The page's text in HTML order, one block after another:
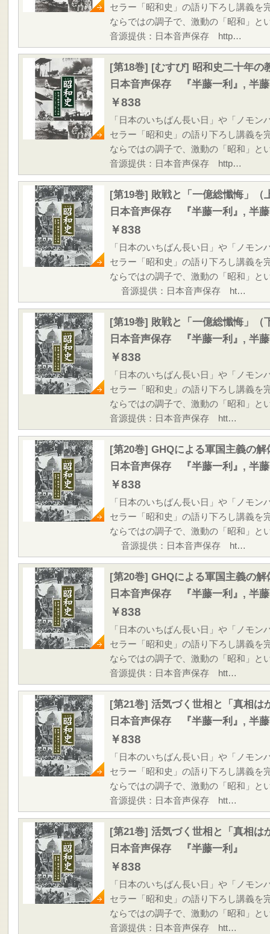
セラー「昭和史」の語り下ろし講義を
ならではの調子で、激動の「昭和」
音源提供：日本音声保存 http…
[第18巻] [むすび] 昭和史二十年の
日本音声保存 『半藤一利』, 半
￥838
「日本のいちばん長い日」や「ノモ
セラー「昭和史」の語り下ろし講義を
ならではの調子で、激動の「昭和」
音源提供：日本音声保存 http…
[第19巻] 敗戦と「一億総懺悔」（
日本音声保存 『半藤一利』, 半
￥838
「日本のいちばん長い日」や「ノモ
セラー「昭和史」の語り下ろし講義を
ならではの調子で、激動の「昭和」
音源提供：日本音声保存 ht…
[第19巻] 敗戦と「一億総懺悔」（
日本音声保存 『半藤一利』, 半
￥838
「日本のいちばん長い日」や「ノモ
セラー「昭和史」の語り下ろし講義を
ならではの調子で、激動の「昭和」
音源提供：日本音声保存 htt…
[第20巻] GHQによる軍国主義の解
日本音声保存 『半藤一利』, 半
￥838
「日本のいちばん長い日」や「ノモ
セラー「昭和史」の語り下ろし講義を
ならではの調子で、激動の「昭和」
音源提供：日本音声保存 ht…
[第20巻] GHQによる軍国主義の解
日本音声保存 『半藤一利』, 半
￥838
「日本のいちばん長い日」や「ノモ
セラー「昭和史」の語り下ろし講義を
ならではの調子で、激動の「昭和」
音源提供：日本音声保存 htt…
[第21巻] 活気づく世相と「真相は
日本音声保存 『半藤一利』, 半
￥838
「日本のいちばん長い日」や「ノモ
セラー「昭和史」の語り下ろし講義を
ならではの調子で、激動の「昭和」
音源提供：日本音声保存 htt…
[第21巻] 活気づく世相と「真相は
日本音声保存 『半藤一利』
￥838
「日本のいちばん長い日」や「ノモ
セラー「昭和史」の語り下ろし講義を
ならではの調子で、激動の「昭和」
音源提供：日本音声保存 htt…